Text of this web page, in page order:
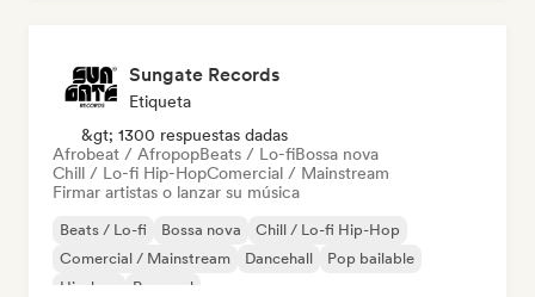
Sungate Records
Etiqueta
&gt; 1300 respuestas dadas
Afrobeat / AfropopBeats / Lo-fiBossa nova
Chill / Lo-fi Hip-HopComercial / Mainstream
Firmar artistas o lanzar su música
Beats / Lo-fi Bossa nova
Chill / Lo-fi Hip-Hop
Comercial / Mainstream
Dancehall
Pop bailable
Hip-hop
Pop soul